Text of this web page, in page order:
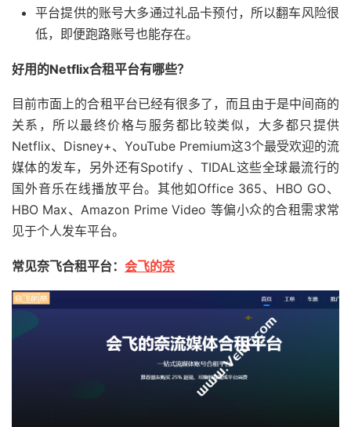
平台提供的账号大多通过礼品卡预付，所以翻车风险很
低，即便跑路账号也能存在。
好用的Netflix合租平台有哪些？
目前市面上的合租平台已经有很多了，而且由于是中间商的
关系，所以最终价格与服务都比较类似，大多都只提供
Netflix、Disney+、YouTube Premium这3个最受欢迎的流
媒体的发车，另外还有Spotify 、TIDAL这些全球最流行的
国外音乐在线播放平台。其他如Office 365、HBO GO、
HBO Max、Amazon Prime Video 等偏小众的合租需求常
见于个人发车平台。
常见奈飞合租平台： 会飞的奈